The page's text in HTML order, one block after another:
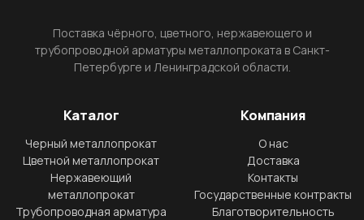
Поставка чёрного, цветного, нержавеющего и
трубопроводной арматуры металлопроката в Санкт-
Петербурге и Ленинградской области.
Каталог
Черный металлопрокат
Цветной металлопрокат
Нержавеющий
металлопрокат
Трубопроводная арматура
Компания
О нас
Доставка
Контакты
Государственные контракты
Благотворительность